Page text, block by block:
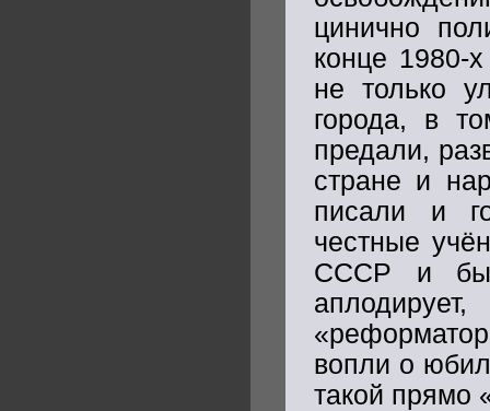
цинично
конце 1980-
не только
города, в
предали,
стране и
писали и
честные
СССР и
вопли о
такой прямо